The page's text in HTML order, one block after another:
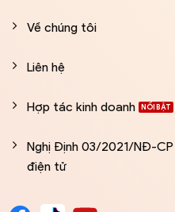
Về chúng tôi
Liên hệ
Hợp tác kinh doanh
Nghị Định 03/2021/NĐ-
điện tử